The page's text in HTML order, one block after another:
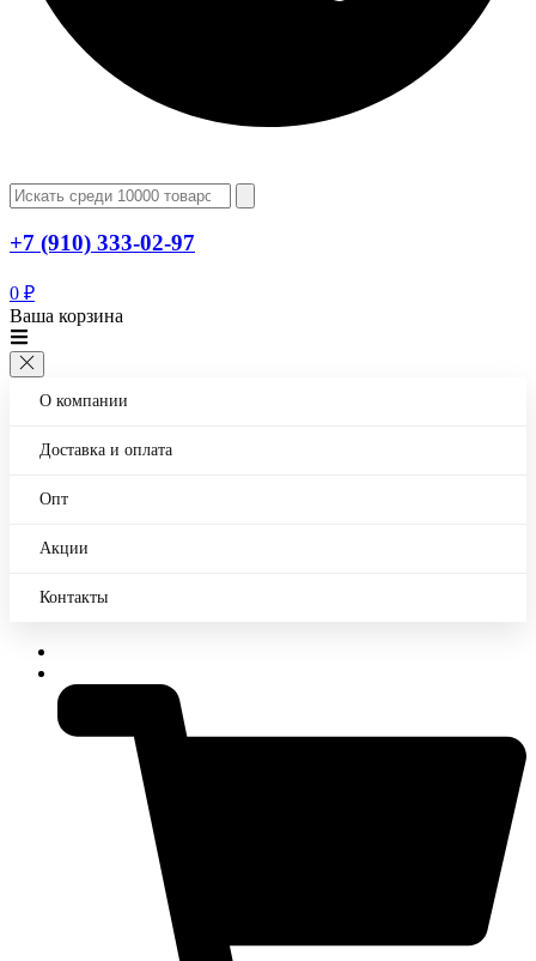
+7 (910) 333-02-97
0 ₽
Ваша корзина
О компании
Доставка и оплата
Опт
Акции
Контакты